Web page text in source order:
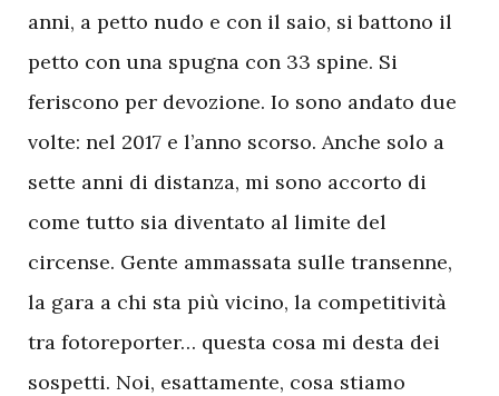
anni, a petto nudo e con il saio, si battono il
petto con una spugna con 33 spine. Si
feriscono per devozione. Io sono andato due
volte: nel 2017 e l’anno scorso. Anche solo a
sette anni di distanza, mi sono accorto di
come tutto sia diventato al limite del
circense. Gente ammassata sulle transenne,
la gara a chi sta più vicino, la competitività
tra fotoreporter… questa cosa mi desta dei
sospetti. Noi, esattamente, cosa stiamo